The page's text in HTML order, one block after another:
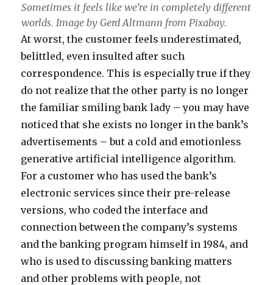
Sometimes it feels like we’re in completely different
worlds. Image by Gerd Altmann from Pixabay.
At worst, the customer feels underestimated,
belittled, even insulted after such
correspondence. This is especially true if they
do not realize that the other party is no longer
the familiar smiling bank lady – you may have
noticed that she exists no longer in the bank’s
advertisements – but a cold and emotionless
generative artificial intelligence algorithm.
For a customer who has used the bank’s
electronic services since their pre-release
versions, who coded the interface and
connection between the company’s systems
and the banking program himself in 1984, and
who is used to discussing banking matters
and other problems with people, not